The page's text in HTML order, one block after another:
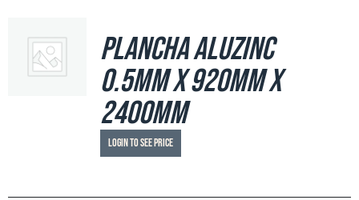
Plancha Aluzinc
0.5mm x 920mm x
2400mm
Login to see price